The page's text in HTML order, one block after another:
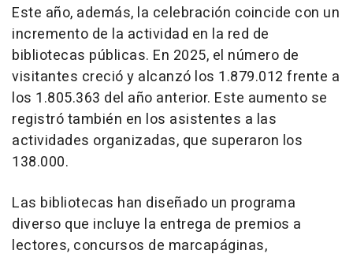
Este año, además, la celebración coincide con un
incremento de la actividad en la red de
bibliotecas públicas. En 2025, el número de
visitantes creció y alcanzó los 1.879.012 frente a
los 1.805.363 del año anterior. Este aumento se
registró también en los asistentes a las
actividades organizadas, que superaron los
138.000.
Las bibliotecas han diseñado un programa
diverso que incluye la entrega de premios a
lectores, concursos de marcapáginas,